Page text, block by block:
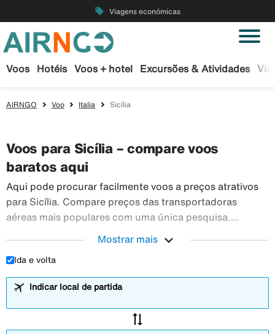
local_offer Viagens económicas
Voos Hotéis Voos + hotel Excursões & Atividades
AIRNGO Voo Italia Sicília
Voos para Sicília – compare voos
baratos aqui
Aqui pode procurar facilmente voos a preços atrativos
para Sicília. Compare preços das transportadoras
aéreas mais populares com uma única pesquisa.
mundo.Aqui pode procurar facilmente voos a preços
Mostrar mais expand_more
Ida e volta
Indicar local de partida
sync_alt